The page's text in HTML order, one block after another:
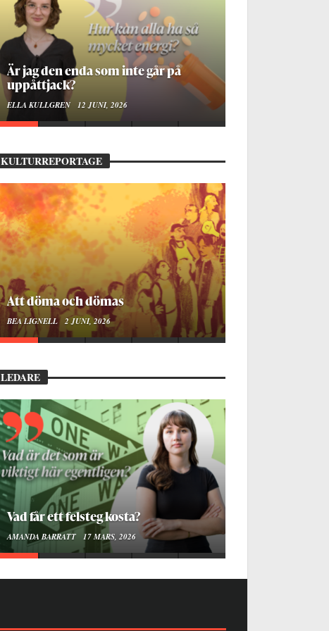
Är jag den enda som inte går på
uppåttjack?
ELLA KULLGREN 12 JUNI, 2026
KULTURREPORTAGE
Att döma och dömas
BEA LIGNELL 2 JUNI, 2026
LEDARE
Vad får ett felsteg kosta?
AMANDA BARRATT 17 MARS, 2026